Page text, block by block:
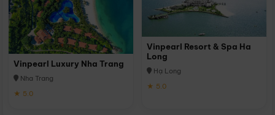
Vinpearl Luxury Nha Trang
Nha Trang
★ 5.0
Vinpearl Resort & Spa Ha
Long
Hạ Long
★ 5.0